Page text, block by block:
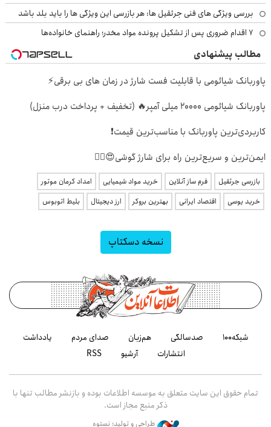
بررسی ویژگی های فنی جرثقیل ها: هر بازرسی این ویژگی ها را باید بلد باشد
۷ اقدام ضروری پس از تشکیل پرونده مواد مخدر؛ راهنمای خانواده‌ها
مطالب پیشنهادی
پاوربانک شیائومی با قابلیت فست شارژ در زمان های بی برقی⚡
پاوربانک شیائومی 2۰۰۰۰ میلی آمپر🔥 (تخفیف + پرداخت درب منزل)
کاربردی‌ترین پاوربانک با مناسب‌ترین قیمت❗
ایمن‌ترین و سریع‌ترین راه برای شارژ گوشی😍👌🏻
بازرسی جرثقیل فرم ساز آنلاین خرید مواد شیمیایی
امداد کرمان موتور
خرید یوسی
اقتصاد ایرانی بهترین بروکر ارز دیجیتال بلیط اتوبوس
نسخه دسکتاپ
شبکه۱۰۰ صدسالگی هم‌زبان صدای مردم
یادداشت
انتشارات
آرشیو RSS
تمام حقوق این سایت متعلق به موسسه اطلاعات بوده و بازنشر مطالب تنها با
ذکر منبع مجاز است.
طراحی و تولید: نستوه